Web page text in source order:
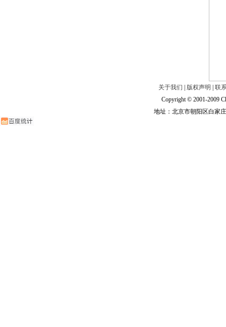
关于我们 版权声明
联
Copyright © 2001-2009
地址：北京市朝阳区白家